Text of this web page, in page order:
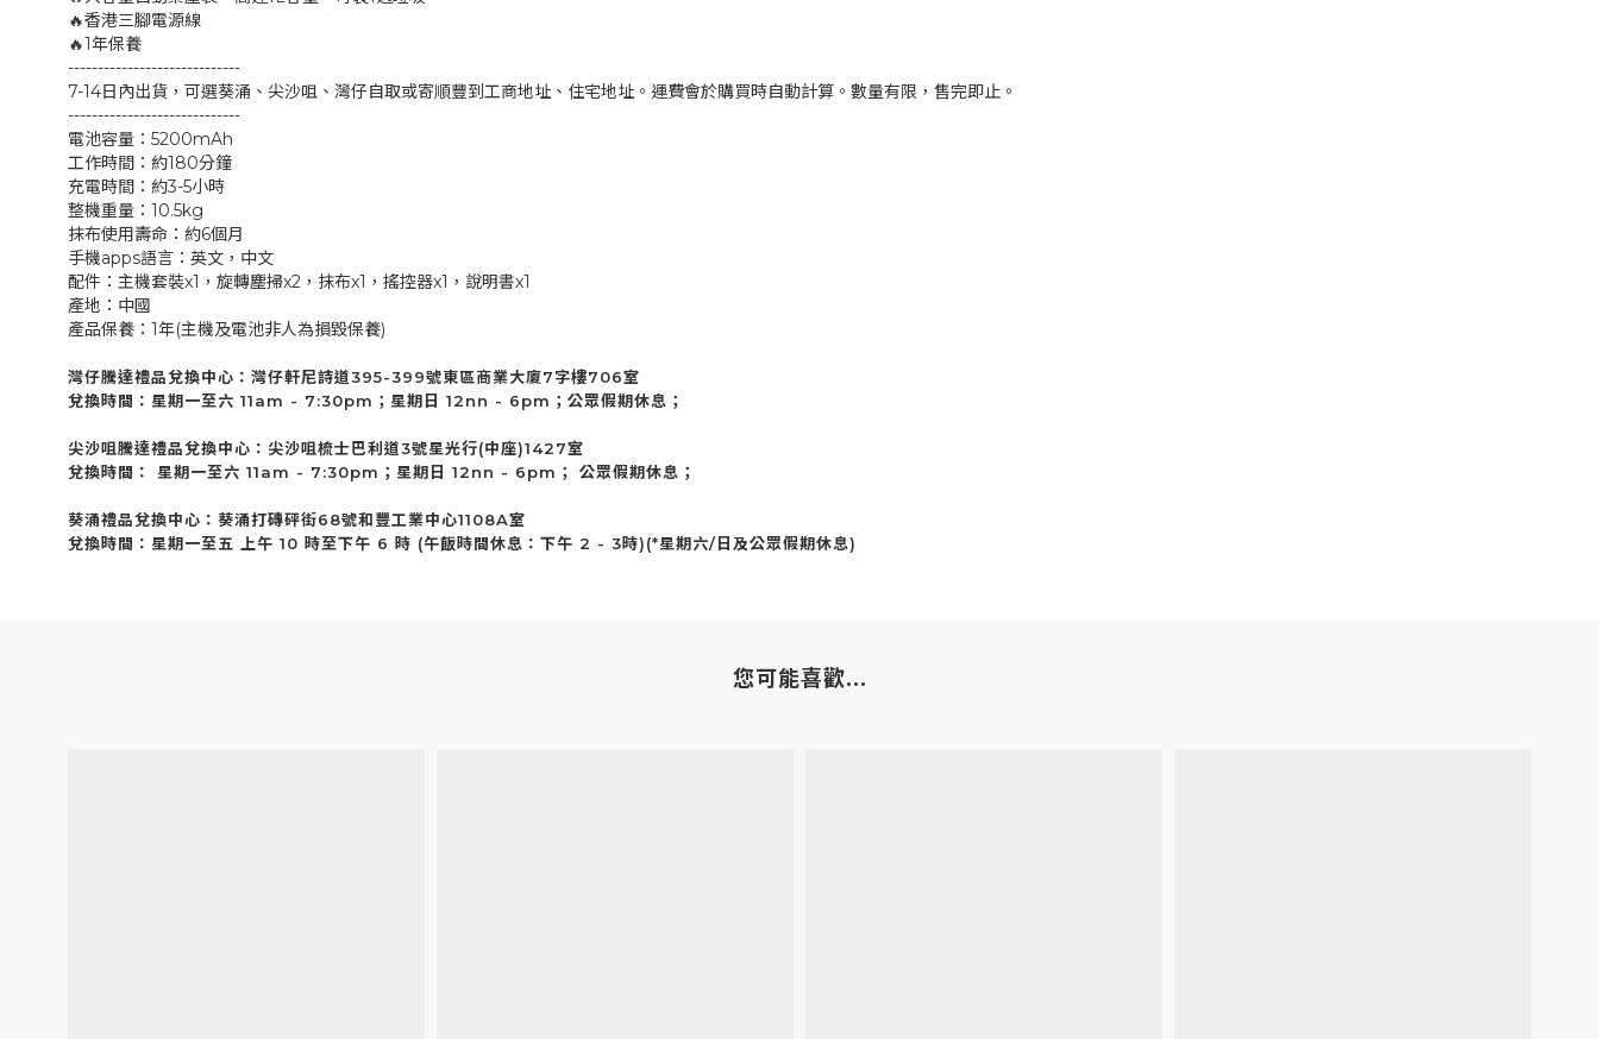
🔥香港三腳電源線
🔥1年保養
-----------------------------
7-14日內出貨，可選葵涌、尖沙咀、灣仔自取或寄順豐到工商地址、住宅地址。運費會於購買時自動計算。數量有限，售完即止。
-----------------------------
電池容量：5200mAh
工作時間：約180分鐘
充電時間：約3-5小時
整機重量：10.5kg
抹布使用壽命：約6個月
手機apps語言：英文，中文
配件：主機套裝x1，旋轉塵掃x2，抹布x1，搖控器x1，說明書x1
產地：中國
產品保養：1年(主機及電池非人為損毀保養)
灣仔騰達禮品兌換中心：灣仔軒尼詩道395-399號東區商業大廈7字樓706室
兌換時間：星期一至六 11am - 7:30pm；星期日 12nn - 6pm；公眾假期休息；
尖沙咀騰達禮品兌換中心：尖沙咀梳士巴利道3號星光行(中座)1427室
兌換時間： 星期一至六 11am - 7:30pm；星期日 12nn - 6pm； 公眾假期休息；
葵涌禮品兌換中心：葵涌打磚砰街68號和豐工業中心1108A室
兌換時間：星期一至五 上午 10 時至下午 6 時 (午飯時間休息：下午 2 - 3時)(*星期六/日及公眾假期休息)
您可能喜歡...